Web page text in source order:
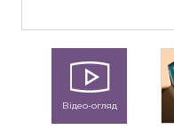
Відео-огляд